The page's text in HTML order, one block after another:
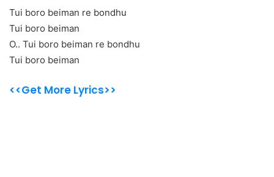
Tui boro beiman re bondhu
Tui boro beiman
O.. Tui boro beiman re bondhu
Tui boro beiman
<<Get More Lyrics>>